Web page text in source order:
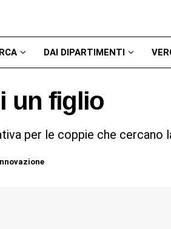
DAI DIPARTIMENTI
un figlio
per le coppie che cercano